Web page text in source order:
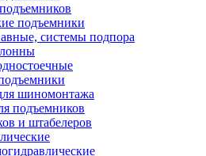
подъемники
системы подпора
шиномонтажа
подъемников
и штабелеров